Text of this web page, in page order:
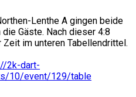
Lenthe A gingen beide
Gäste. Nach dieser 4:8
im unteren Tabellendrittel.
2k-dart-
10/event/129/table